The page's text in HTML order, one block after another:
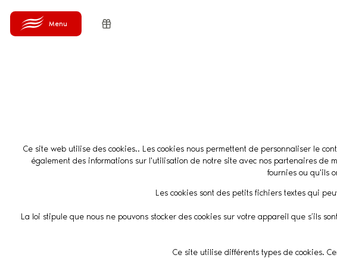
Ce site web utilise des cookies.. Les cookies nous permettent de personnaliser le
également des informations sur l'utilisation de notre site avec nos partenaires de
fournies ou qu'ils
Les cookies sont des petits fichiers textes qui
La loi stipule que nous ne pouvons stocker des cookies sur votre appareil que s’ils
Ce site utilise différents types de cookies.